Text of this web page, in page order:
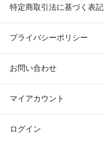
特定商取引法に基づく表記
プライバシーポリシー
お問い合わせ
マイアカウント
ログイン